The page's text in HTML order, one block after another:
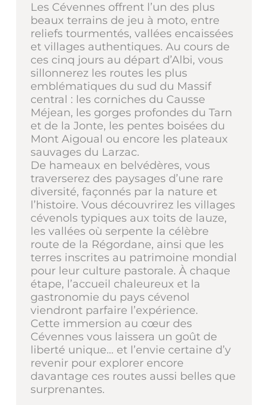
Les Cévennes offrent l’un des plus
beaux terrains de jeu à moto, entre
reliefs tourmentés, vallées encaissées
et villages authentiques. Au cours de
ces cinq jours au départ d’Albi, vous
sillonnerez les routes les plus
emblématiques du sud du Massif
central : les corniches du Causse
Méjean, les gorges profondes du Tarn
et de la Jonte, les pentes boisées du
Mont Aigoual ou encore les plateaux
sauvages du Larzac.
De hameaux en belvédères, vous
traverserez des paysages d’une rare
diversité, façonnés par la nature et
l’histoire. Vous découvrirez les villages
cévenols typiques aux toits de lauze,
les vallées où serpente la célèbre
route de la Régordane, ainsi que les
terres inscrites au patrimoine mondial
pour leur culture pastorale. À chaque
étape, l’accueil chaleureux et la
gastronomie du pays cévenol
viendront parfaire l’expérience.
Cette immersion au cœur des
Cévennes vous laissera un goût de
liberté unique… et l’envie certaine d’y
revenir pour explorer encore
davantage ces routes aussi belles que
surprenantes.